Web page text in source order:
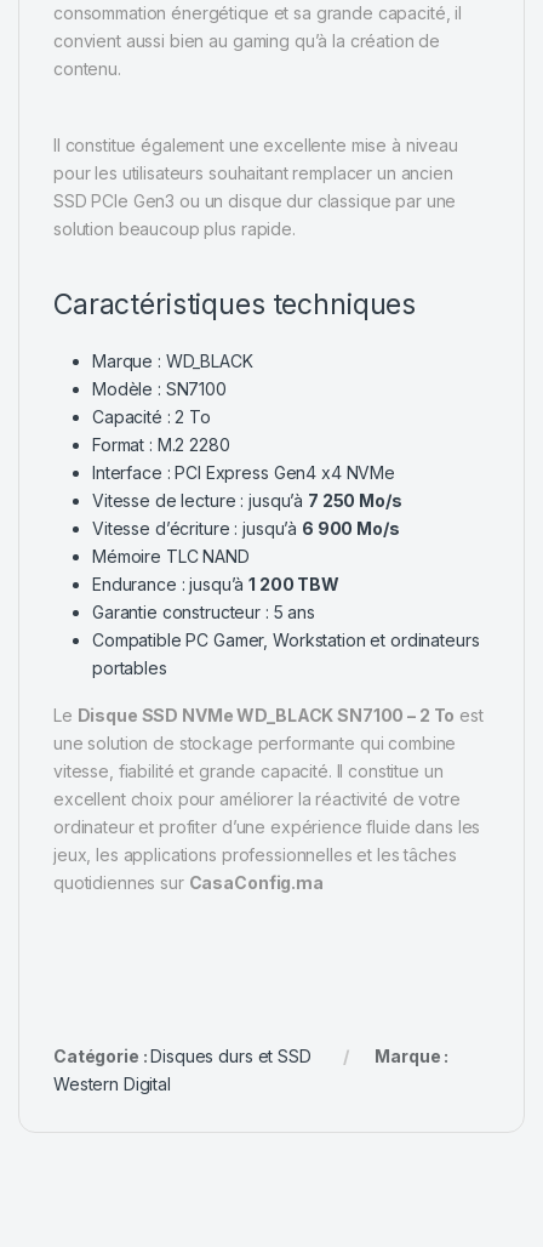
consommation énergétique et sa grande capacité, il
convient aussi bien au gaming qu’à la création de
contenu.
Il constitue également une excellente mise à niveau
pour les utilisateurs souhaitant remplacer un ancien
SSD PCIe Gen3 ou un disque dur classique par une
solution beaucoup plus rapide.
Caractéristiques techniques
Marque : WD_BLACK
Modèle : SN7100
Capacité : 2 To
Format : M.2 2280
Interface : PCI Express Gen4 x4 NVMe
Vitesse de lecture : jusqu’à 7 250 Mo/s
Vitesse d’écriture : jusqu’à 6 900 Mo/s
Mémoire TLC NAND
Endurance : jusqu’à1 200 TBW
Garantie constructeur : 5 ans
Compatible PC Gamer, Workstation et ordinateurs
portables
Le Disque SSD NVMe WD_BLACK SN7100 – 2 To est
une solution de stockage performante qui combine
vitesse, fiabilité et grande capacité. Il constitue un
excellent choix pour améliorer la réactivité de votre
ordinateur et profiter d’une expérience fluide dans les
jeux, les applications professionnelles et les tâches
quotidiennes sur CasaConfig.ma
Catégorie :Disques durs et SSD
Marque :
Western Digital